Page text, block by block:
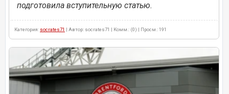
подготовила вступительную статью.
Категория: socrates71 | Автор: socrates71 | Комм.: (0) | Просм.: 191